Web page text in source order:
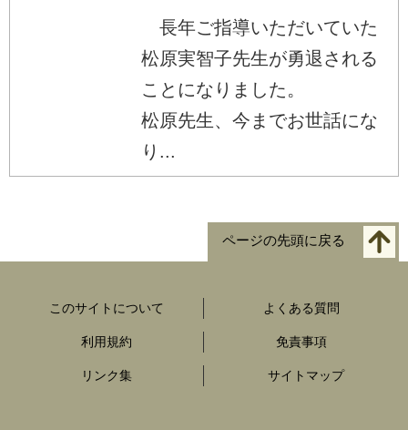
長年ご指導いただいていた
松原実智子先生が勇退される
ことになりました。
松原先生、今までお世話にな
り...
ページの先頭に戻る
このサイトについて よくある質問
利用規約 免責事項
リンク集 サイトマップ